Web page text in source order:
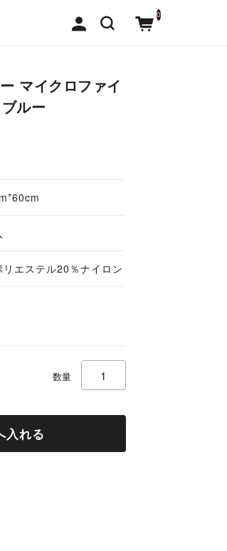
0
マイクロファイ
ルー
エステル20％ナイロン
数量